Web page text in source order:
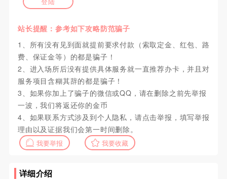
站长提醒：参考如下攻略防范骗子
1、所有没有见到面就提前要求付款（索取定金、红包、路
费、保证金等）的都是骗子！
2、进入场所后没有提供具体服务就一直推荐办卡，并且对
服务项目含糊其辞的都是骗子！
3、如果你加上了骗子的微信或QQ，请在删除之前先举报
一波，我们将返还你的金币
4、如果联系方式涉及到个人隐私，请点击举报，填写举报
理由以及证据我们会第一时间删除。
我要举报 我要收藏
详细介绍